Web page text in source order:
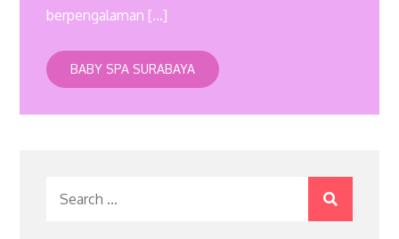
berpengalaman […]
BABY SPA SURABAYA
Search